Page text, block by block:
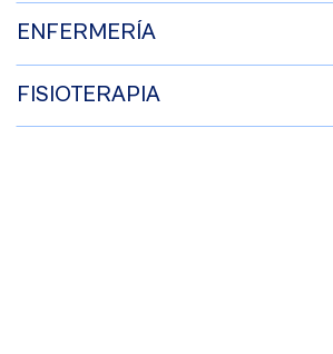
ENFERMERÍA
FISIOTERAPIA